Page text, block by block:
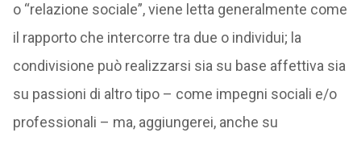
o “relazione sociale”, viene letta generalmente come
il rapporto che intercorre tra due o individui; la
condivisione può realizzarsi sia su base affettiva sia
su passioni di altro tipo – come impegni sociali e/o
professionali – ma, aggiungerei, anche su